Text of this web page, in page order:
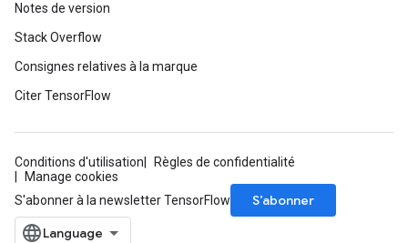
Notes de version
Stack Overflow
Consignes relatives à la marque
Citer TensorFlow
Conditions d'utilisation
Règles de confidentialité
Manage cookies
S'abonner à la newsletter TensorFlow
S’abonner